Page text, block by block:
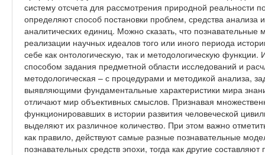
систему отсчета для рассмотрения природной реальности
определяют способ постановки проблем, средства анализа
аналитических единиц. Можно сказать, что
реализации научных идеалов того или иного периода
себе как онтологическую, так и методологическую функции.
способом задания предметной области исследований и
методологическая – с процедурами и методикой анализа,
выявляющими фундаментальные характеристики мира
отличают мир объективных смыслов. Признавая
функционировавших в истории развития человеческой
выделяют их различное количество. При этом важно
как правило, действуют самые разные познавательные
познавательных средств эпохи, тогда как другие